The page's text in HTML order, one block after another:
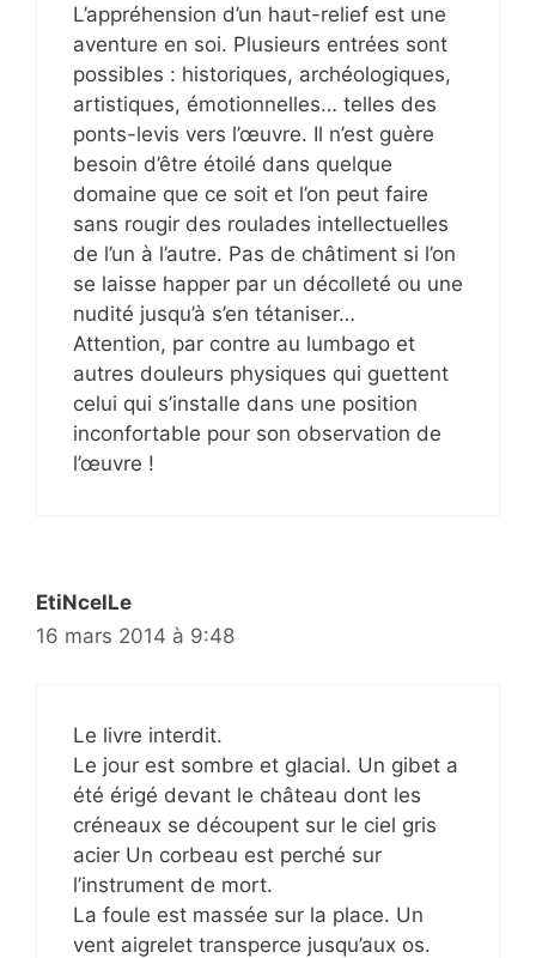
L’appréhension d’un haut-relief est une
aventure en soi. Plusieurs entrées sont
possibles : historiques, archéologiques,
artistiques, émotionnelles… telles des
ponts-levis vers l’œuvre. Il n’est guère
besoin d’être étoilé dans quelque
domaine que ce soit et l’on peut faire
sans rougir des roulades intellectuelles
de l’un à l’autre. Pas de châtiment si l’on
se laisse happer par un décolleté ou une
nudité jusqu’à s’en tétaniser…
Attention, par contre au lumbago et
autres douleurs physiques qui guettent
celui qui s’installe dans une position
inconfortable pour son observation de
l’œuvre !
EtiNcelLe
16 mars 2014 à 9:48
Le livre interdit.
Le jour est sombre et glacial. Un gibet a
été érigé devant le château dont les
créneaux se découpent sur le ciel gris
acier Un corbeau est perché sur
l’instrument de mort.
La foule est massée sur la place. Un
vent aigrelet transperce jusqu’aux os.